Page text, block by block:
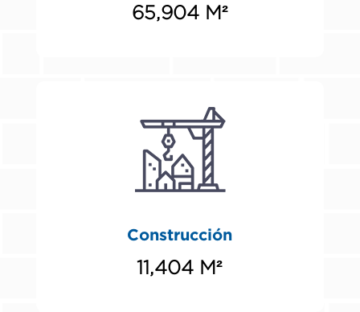
65,904 M²
Construcción
11,404 M²